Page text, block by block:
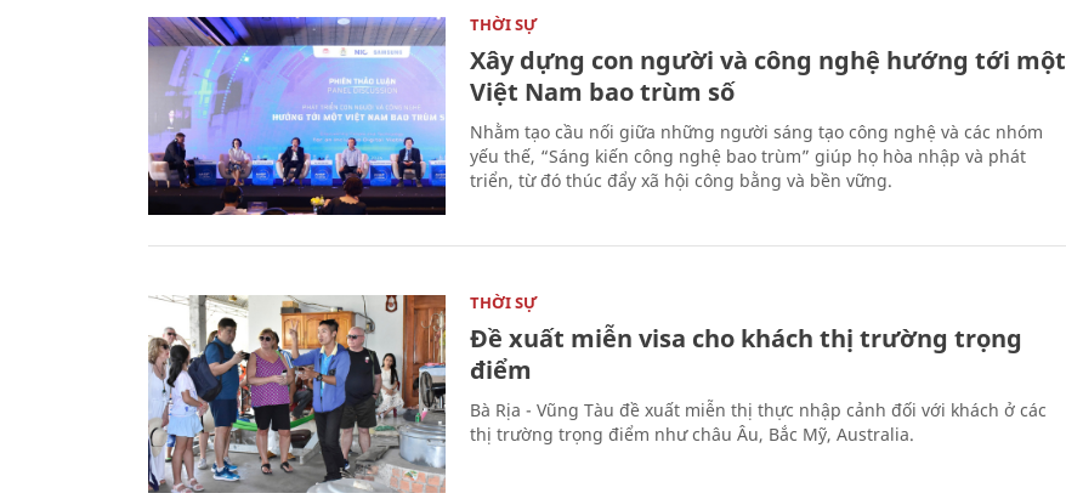
THỜI SỰ
Xây dựng con người và công nghệ hướng tới một
Việt Nam bao trùm số
Nhằm tạo cầu nối giữa những người sáng tạo công nghệ và các nhóm
yếu thế, “Sáng kiến công nghệ bao trùm” giúp họ hòa nhập và phát
triển, từ đó thúc đẩy xã hội công bằng và bền vững.
THỜI SỰ
Đề xuất miễn visa cho khách thị trường trọng
điểm
Bà Rịa - Vũng Tàu đề xuất miễn thị thực nhập cảnh đối với khách ở các
thị trường trọng điểm như châu Âu, Bắc Mỹ, Australia.